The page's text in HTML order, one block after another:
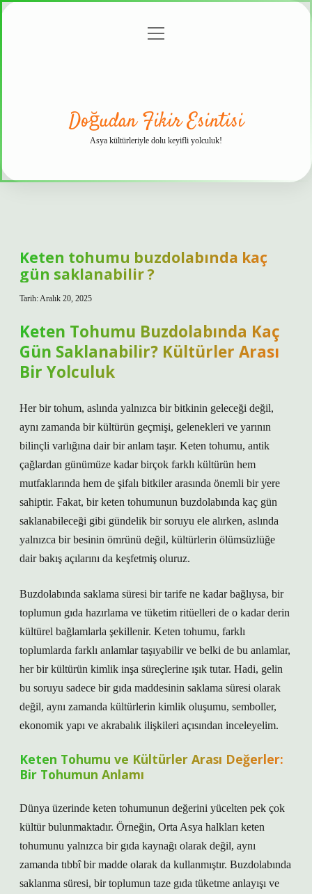
menüyü
Doğudan Fikir Esintisi
Asya kültürleriyle dolu keyifli yolculuk!
Keten tohumu buzdolabında kaç
gün saklanabilir ?
Tarih: Aralık 20, 2025
Keten Tohumu Buzdolabında Kaç
Gün Saklanabilir? Kültürler Arası
Bir Yolculuk
Her bir tohum, aslında yalnızca bir bitkinin geleceği değil,
aynı zamanda bir kültürün geçmişi, gelenekleri ve yarının
bilinçli varlığına dair bir anlam taşır. Keten tohumu, antik
çağlardan günümüze kadar birçok farklı kültürün hem
mutfaklarında hem de şifalı bitkiler arasında önemli bir yere
sahiptir. Fakat, bir keten tohumunun buzdolabında kaç gün
saklanabileceği gibi gündelik bir soruyu ele alırken, aslında
yalnızca bir besinin ömrünü değil, kültürlerin ölümsüzlüğe
dair bakış açılarını da keşfetmiş oluruz.
Buzdolabında saklama süresi bir tarife ne kadar bağlıysa, bir
toplumun gıda hazırlama ve tüketim ritüelleri de o kadar derin
kültürel bağlamlarla şekillenir. Keten tohumu, farklı
toplumlarda farklı anlamlar taşıyabilir ve belki de bu anlamlar,
her bir kültürün kimlik inşa süreçlerine ışık tutar. Hadi, gelin
bu soruyu sadece bir gıda maddesinin saklama süresi olarak
değil, aynı zamanda kültürlerin kimlik oluşumu, semboller,
ekonomik yapı ve akrabalık ilişkileri açısından inceleyelim.
Keten Tohumu ve Kültürler Arası Değerler:
Bir Tohumun Anlamı
Dünya üzerinde keten tohumunun değerini yücelten pek çok
kültür bulunmaktadır. Örneğin, Orta Asya halkları keten
tohumunu yalnızca bir gıda kaynağı olarak değil, aynı
zamanda tıbbî bir madde olarak da kullanmıştır. Buzdolabında
saklanma süresi, bir toplumun taze gıda tüketme anlayışı ve